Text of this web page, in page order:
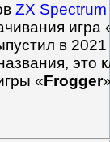
ZX Spectrum
игра
в
это
«Frogger